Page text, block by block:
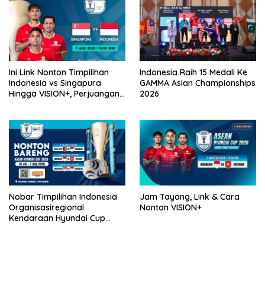
Ini Link Nonton Timpilihan
Indonesia vs Singapura
Hingga VISION+, Perjuangan
Indonesia Raih 15 Medali Ke
GAMMA Asian Championships
2026
Nobar Timpilihan Indonesia
Organisasiregional
Kendaraan Hyundai Cup
Jam Tayang, Link & Cara
Nonton VISION+